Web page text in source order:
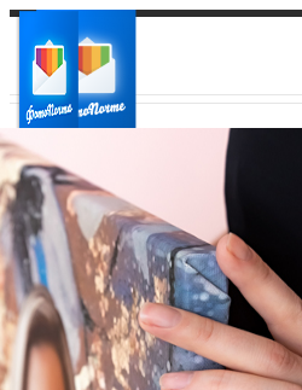
Ваш город:
Ваш регион доставки
Выберите из списка: